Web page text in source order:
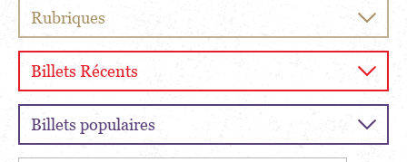
Rubriques
Billets Récents
Billets populaires